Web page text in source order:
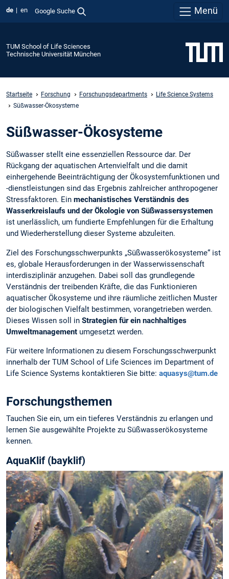
de en Google Suche Menü
TUM School of Life Sciences
Technische Universität München
Startseite Forschung Forschungsdepartments
Life Science Systems
Süßwasser-Ökosysteme
Süßwasser-Ökosysteme
Süßwasser stellt eine essenziellen Ressource dar. Der
Rückgang der aquatischen Artenvielfalt und die damit
einhergehende Beeinträchtigung der Ökosystemfunktionen und
-dienstleistungen sind das Ergebnis zahlreicher anthropogener
Stressfaktoren. Ein mechanistisches Verständnis des
Wasserkreislaufs und der Ökologie von Süßwassersystemen
ist unerlässlich, um fundierte Empfehlungen für die Erhaltung
und Wiederherstellung dieser Systeme abzuleiten.
Ziel des Forschungsschwerpunkts „Süßwasserökosysteme“ ist
es, globale Herausforderungen in der Wasserwissenschaft
interdisziplinär anzugehen. Dabei soll das grundlegende
Verständnis der treibenden Kräfte, die das Funktionieren
aquatischer Ökosysteme und ihre räumliche zeitlichen Muster
der biologischen Vielfalt bestimmen, vorangetrieben werden.
Dieses Wissen soll in Strategien für ein nachhaltiges
Umweltmanagement umgesetzt werden.
Für weitere Informationen zu diesem Forschungsschwerpunkt
innerhalb der TUM School of Life Sciences im Department of
Life Science Systems kontaktieren Sie bitte: aquasys@tum.de
Forschungsthemen
Tauchen Sie ein, um ein tieferes Verständnis zu erlangen und
lernen Sie ausgewählte Projekte zu Süßwasserökosysteme
kennen.
AquaKlif (bayklif)